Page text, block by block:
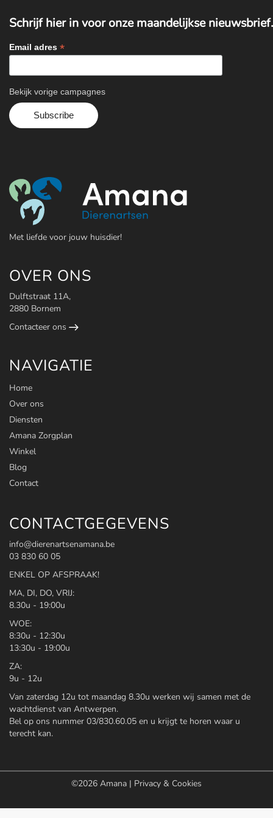
Schrijf hier in voor onze maandelijkse nieuwsbrief.
Email adres *
Bekijk vorige campagnes
Met liefde voor jouw huisdier!
OVER ONS
Dulftstraat 11A,
2880 Bornem
Contacteer ons
NAVIGATIE
Home
Over ons
Diensten
Amana Zorgplan
Winkel
Blog
Contact
CONTACTGEGEVENS
info@dierenartsenamana.be
03 830 60 05
ENKEL OP AFSPRAAK!
MA, DI, DO, VRIJ:
8.30u - 19:00u
WOE:
8:30u - 12:30u
13:30u - 19:00u
ZA:
9u - 12u
Van zaterdag 12u tot maandag 8.30u werken wij samen met de
wachtdienst van Antwerpen.
Bel op ons nummer 03/830.60.05 en u krijgt te horen waar u
terecht kan.
©2026 Amana | Privacy & Cookies